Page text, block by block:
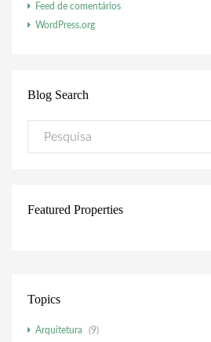
Feed de comentários
WordPress.org
Blog Search
Featured Properties
Topics
Arquitetura
(9)